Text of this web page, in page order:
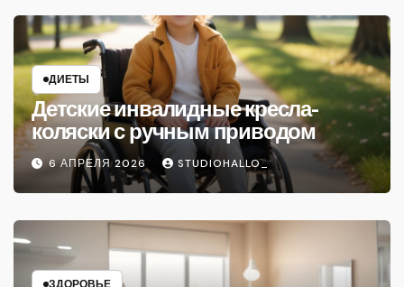
ДИЕТЫ
Детские инвалидные кресла-
коляски с ручным приводом
6 АПРЕЛЯ 2026 STUDIOHALLO_